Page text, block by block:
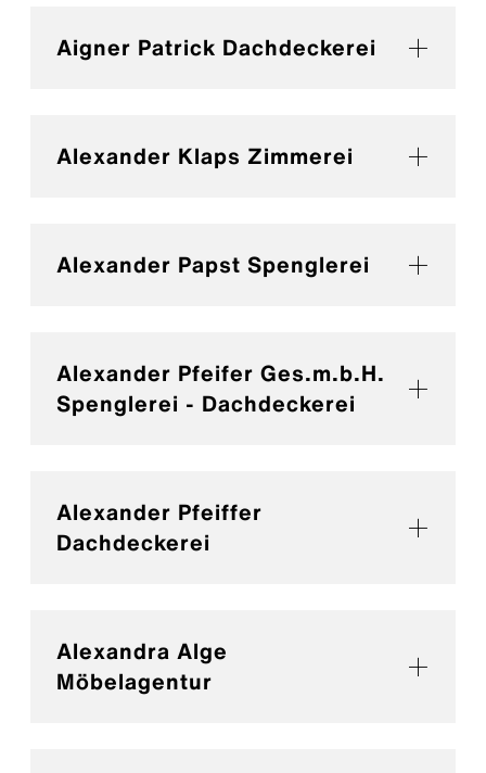
Aigner Patrick Dachdeckerei
Alexander Klaps Zimmerei
Alexander Papst Spenglerei
Alexander Pfeifer Ges.m.b.H.
Spenglerei - Dachdeckerei
Alexander Pfeiffer
Dachdeckerei
Alexandra Alge
Möbelagentur